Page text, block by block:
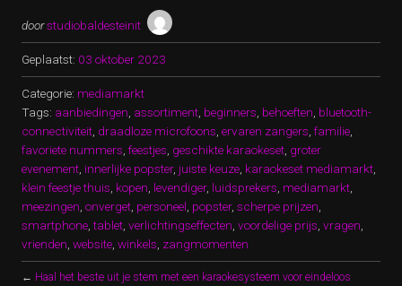
doorstudiobaldesteinit
Geplaatst: 03 oktober 2023
Categorie: mediamarkt
Tags: aanbiedingen assortiment beginners behoeften bluetooth-
connectiviteit draadloze microfoons ervaren zangers familie
favoriete nummers feestjes geschikte karaokeset groter
evenement innerlijke popster, juiste keuze karaokeset mediamarkt
klein feestje thuis kopen levendiger, luidsprekers mediamarkt
meezingen onverget personeel popster, scherpe prijzen
smartphone ,tablet verlichtingseffecten voordelige prijs vragen
vrienden website winkels zangmomenten
← Haal het beste uit je stem met een karaokesysteem voor eindeloos